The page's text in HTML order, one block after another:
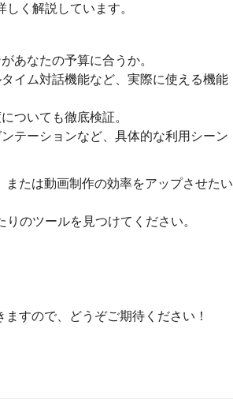
く解説しています。
あなたの予算に合うか。
イム対話機能など、実際に使える機能
ついても徹底検証。
テーションなど、具体的な利用シーン
たは動画制作の効率をアップさせたい
のツールを見つけてください。
すので、どうぞご期待ください！